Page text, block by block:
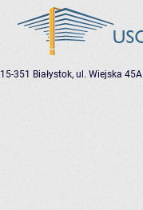
15-351 Białystok, ul. Wiejska 45A